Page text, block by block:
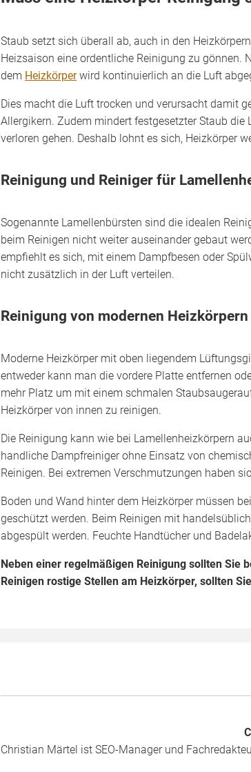
Staub setzt sich überall ab, auch in den
Heizsaison eine ordentliche Reinigung zu gönnen.
dem Heizkörperwird kontinuierlich an die Luft
Dies macht die Luft trocken und verursacht damit
Allergikern. Zudem mindert festgesetzter Staub die
verloren gehen. Deshalb lohnt es sich, Heizkörper
Reinigung und Reiniger für
Sogenannte Lamellenbürsten sind die idealen
beim Reinigen nicht weiter auseinander gebaut
empfiehlt es sich, mit einem Dampfbesen oder
nicht zusätzlich in der Luft verteilen.
Reinigung von modernen
Moderne Heizkörper mit oben liegendem
entweder kann man die vordere Platte entfernen
mehr Platz um mit einem schmalen
Heizkörper von innen zu reinigen.
Die Reinigung kann wie bei Lamellenheizkörpern
handliche Dampfreiniger ohne Einsatz von
Reinigen. Bei extremen Verschmutzungen haben
Boden und Wand hinter dem Heizkörper müssen
geschützt werden. Beim Reinigen mit
abgespült werden. Feuchte Handtücher und
Neben einer regelmäßigen Reinigung sollten Sie
Reinigen rostige Stellen am Heizkörper, sollten
Christian Märtel ist SEO-Manager und